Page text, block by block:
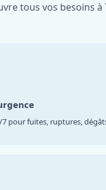
tous vos besoins à
pour fuites, ruptures,